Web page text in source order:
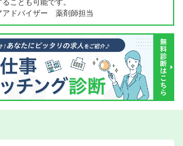
ことも可能です。
アドバイザー 薬剤師担当